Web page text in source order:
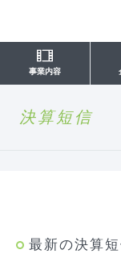
事業内容
決算短信
最新の決算